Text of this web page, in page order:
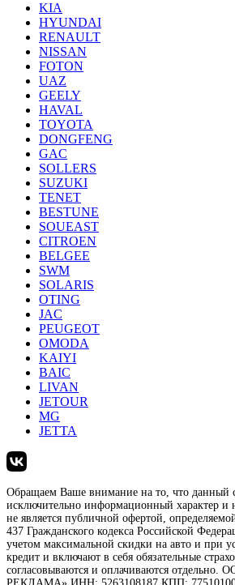
KIA
HYUNDAI
RENAULT
NISSAN
FOTON
UAZ
GEELY
HAVAL
TOYOTA
DONGFENG
GAC
SOLLERS
SUZUKI
TENET
BESTUNE
SOUEAST
CITROEN
BELGEE
SWM
SOLARIS
OTING
JAC
PEUGEOT
OMODA
KAIYI
BAIC
LIVAN
JETOUR
MG
JETTA
Обращаем Ваше внимание на то, что данный
исключительно информационный характер и
не является публичной офертой,
437 Гражданского кодекса Российской
учетом максимальной скидки на авто и при
кредит и включают в себя обязательные
согласовываются и оплачиваются